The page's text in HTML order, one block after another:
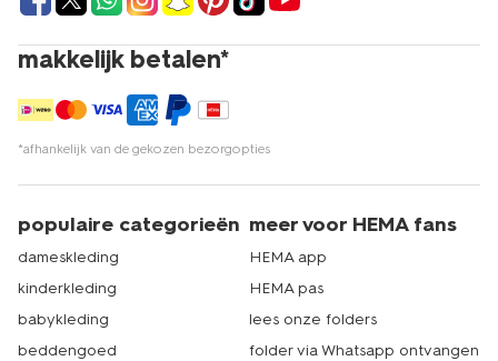
makkelijk betalen*
*afhankelijk van de gekozen bezorgopties
populaire categorieën
dameskleding
kinderkleding
babykleding
beddengoed
meer voor HEMA fans
HEMA app
HEMA pas
lees onze folders
folder via Whatsapp ontvangen